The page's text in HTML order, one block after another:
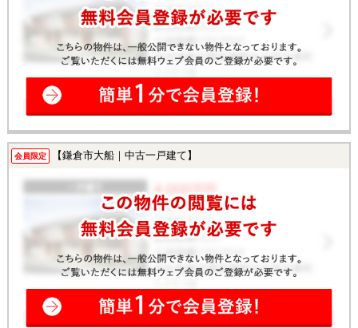
会員限定 【鎌倉市大船｜中古一戸建て】